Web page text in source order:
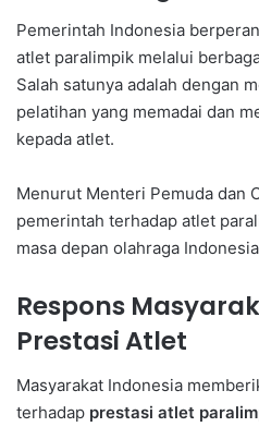
Pemerintah Indonesia
atlet paralimpik melalui
Salah satunya adalah dengan
pelatihan yang memadai dan
kepada atlet.
Menurut Menteri Pemuda dan
pemerintah terhadap atlet
masa depan olahraga
Respons
Prestasi Atlet
Masyarakat Indonesia
terhadap prestasi atlet